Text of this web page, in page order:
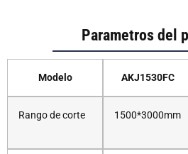
Parametros del
Modelo AKJ1530FC
Rango de corte 1500*3000mm